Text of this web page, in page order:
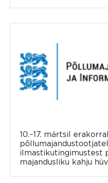
10.–17. märtsil
ilmastikutingimustest
majandusliku kahju